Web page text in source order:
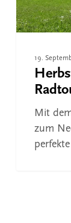
19.
Mit
zum